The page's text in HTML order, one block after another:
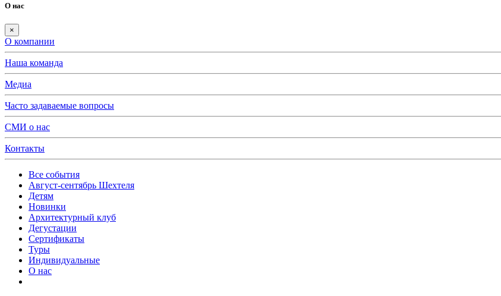
О нас
×
О компании
Наша команда
Медиа
Часто задаваемые вопросы
СМИ о нас
Контакты
Все события
Август-сентябрь Шехтеля
Детям
Новинки
Архитектурный клуб
Дегустации
Сертификаты
Туры
Индивидуальные
О нас